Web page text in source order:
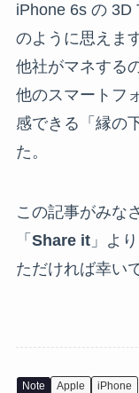
iPhone 6s の 3D
のように思えま
他社がマネする
他のスマートフ
感できる「縁の
た。
この記事がみな
「 Share it」よ
ただければ幸い
Note Apple iPhone